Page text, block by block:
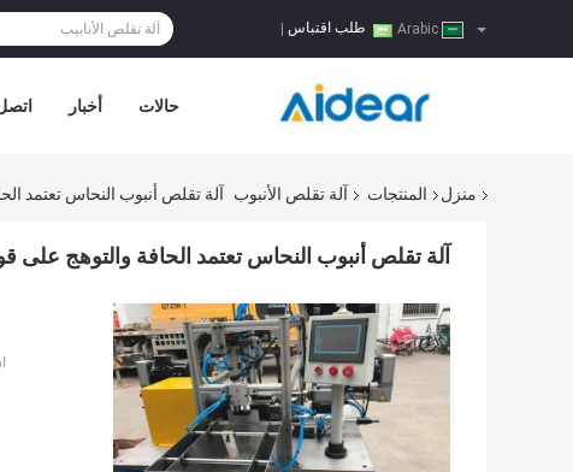
طلب اقتباس
أخبار حالات
منزل المنتجات آلة تقلص الأنبوب آلة تقلص أنبوب النحاس تعتمد
آلة تقلص أنبوب النحاس تعتمد الحافة والتوهج على